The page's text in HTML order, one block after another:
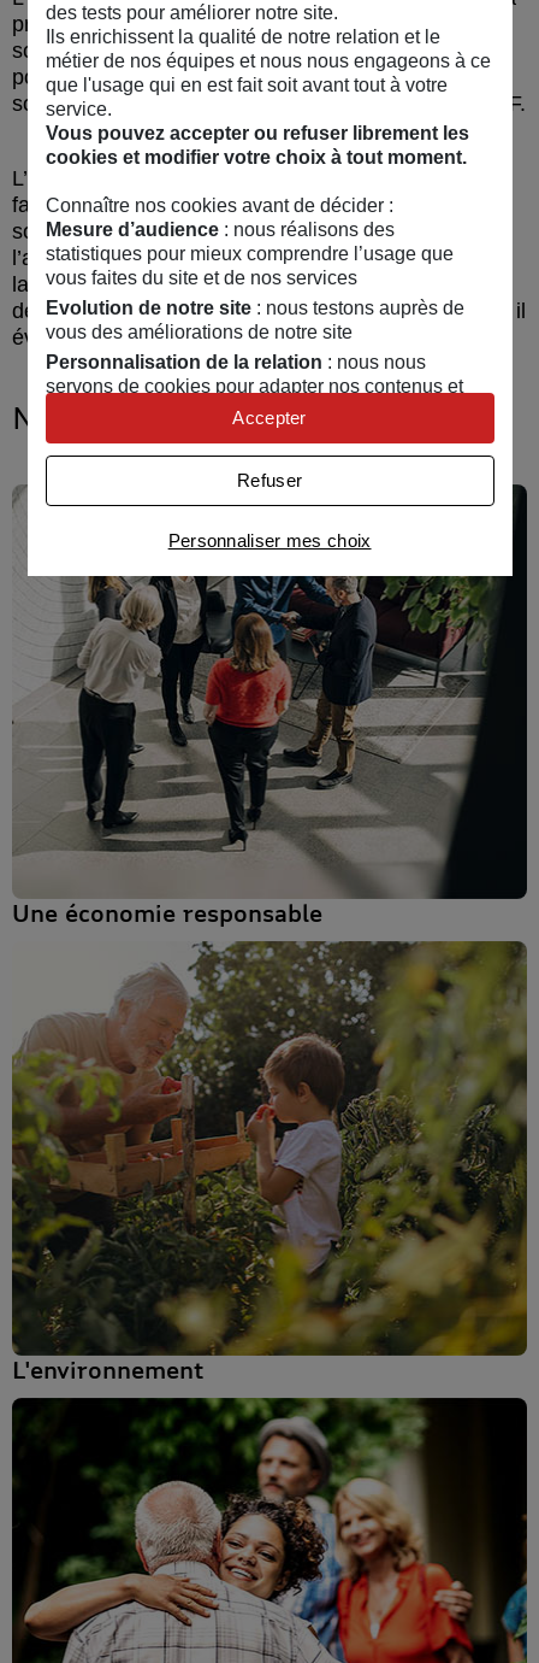
prévention : depuis le soutien de la recherche
scientifique sur les risques avec la Fondation MAIF
pour la recherche, jusqu’à la mise en œuvre de
solutions pour tous par l’association Prévention MAIF.
L’assureur mutualiste que nous sommes a toujours
fait appel à la solidarité et à la responsabilité de ses
sociétaires. Pour nous, la prévention incarne
l’apprentissage du vivre ensemble. Car la liberté à
laquelle chacun de nous aspire passe par le respect
de celle des autres et de la collectivité dans laquelle il
évolue.
Nous agissons aussi pour :
Une économie responsable
L'environnement
des tests pour améliorer notre site.
Ils enrichissent la qualité de notre relation et le
métier de nos équipes et nous nous engageons à ce
que l'usage qui en est fait soit avant tout à votre
service.
Vous pouvez accepter ou refuser librement les
cookies et modifier votre choix à tout moment.
Connaître nos cookies avant de décider :
Mesure d’audience: nous réalisons des
statistiques pour mieux comprendre l’usage que
vous faites du site et de nos services
Evolution de notre site: nous testons auprès de
vous des améliorations de notre site
Personnalisation de la relation : nous nous
servons de cookies pour adapter nos contenus et
personnaliser nos offres
Univers publicitaire: nous utilisons avec nos
partenaires des cookies pour afficher des publicités
Connaître notre politique cookies et la liste de nos
Personnaliser mes choix
Refuser
Accepter